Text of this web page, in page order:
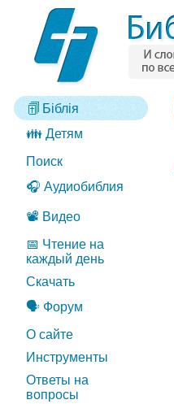
Біблія
👪 Детям
Поиск
🎧 Аудиобиблия
📽️ Видео
📅 Чтение на
каждый день
Скачать
🗣️ Форум
О сайте
Инструменты
Ответы на
вопросы